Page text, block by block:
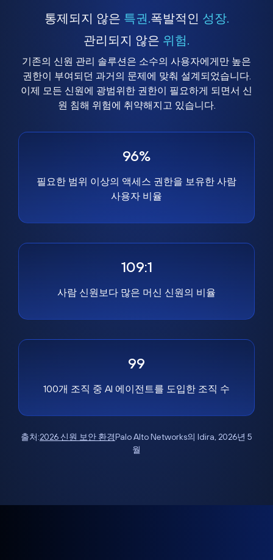
통제되지 않은 특권. 폭발적인 성장.
관리되지 않은 위험.
기존의 신원 관리 솔루션은 소수의 사용자에게만 높은
권한이 부여되던 과거의 문제에 맞춰 설계되었습니다.
이제 모든 신원에 광범위한 권한이 필요하게 되면서 신
원 침해 위험에 취약해지고 있습니다.
96%
필요한 범위 이상의 액세스 권한을 보유한 사람
사용자 비율
109:1
사람 신원보다 많은 머신 신원의 비율
99
100개 조직 중 AI 에이전트를 도입한 조직 수
출처:2026 신원 보안 환경Palo Alto Networks의 Idira, 2026년 5
월